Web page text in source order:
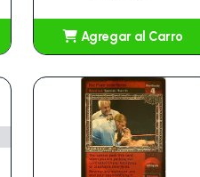
Agregar al Carro